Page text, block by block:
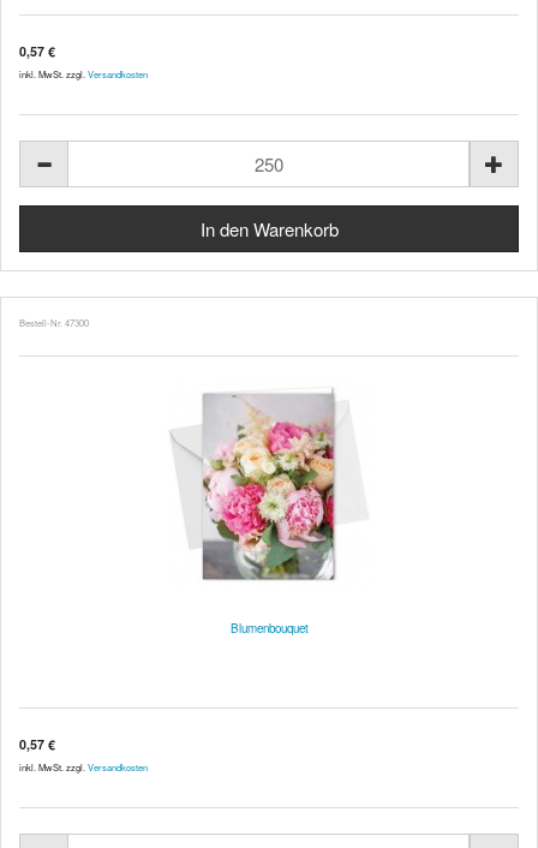
0,57 €
inkl. MwSt. zzgl. Versandkosten
Bestell-Nr. 47300
Blumenbouquet
0,57 €
inkl. MwSt. zzgl. Versandkosten